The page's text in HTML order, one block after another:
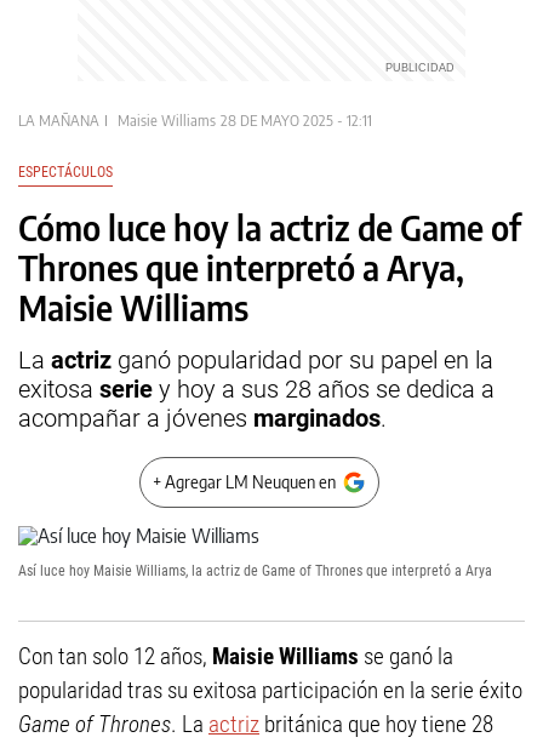
LA MAÑANA Maisie Williams 28 DE MAYO 2025 - 12:11
ESPECTÁCULOS
Cómo luce hoy la actriz de Game of
Thrones que interpretó a Arya,
Maisie Williams
La actriz ganó popularidad por su papel en la
exitosa serie y hoy a sus 28 años se dedica a
acompañar a jóvenes marginados.
+ Agregar LM Neuquen en
Así luce hoy Maisie Williams, la actriz de Game of Thrones que interpretó a Arya
Con tan solo 12 años, Maisie Williams se ganó la
popularidad tras su exitosa participación en la serie éxito
Game of Thrones. La actriz británica que hoy tiene 28